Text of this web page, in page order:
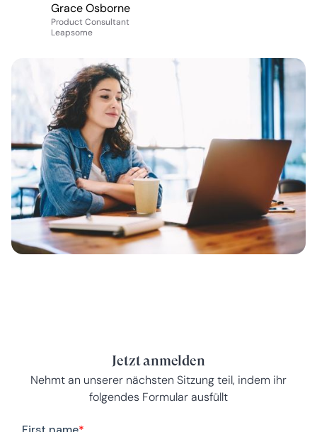
Grace Osborne
Product Consultant
Leapsome
Jetzt anmelden
Nehmt an unserer nächsten Sitzung teil, indem ihr
folgendes Formular ausfüllt